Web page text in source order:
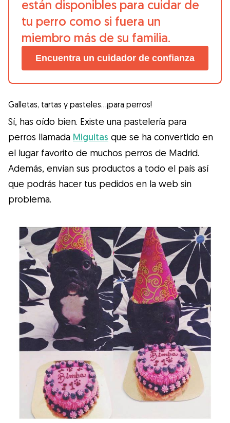
están disponibles para cuidar de
tu perro como si fuera un
miembro más de su familia.
Encuentra un cuidador de confianza
Galletas, tartas y pasteles…¡para perros!
Sí, has oído bien. Existe una pastelería para
perros llamada Miguitas que se ha convertido en
el lugar favorito de muchos perros de Madrid.
Además, envían sus productos a todo el país así
que podrás hacer tus pedidos en la web sin
problema.